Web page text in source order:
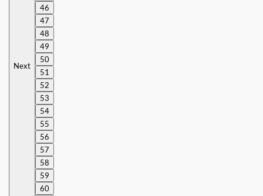
Next
46
47
48
49
50
51
52
53
54
55
56
57
58
59
60